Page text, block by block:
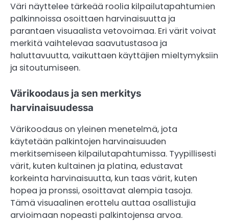
Väri näyttelee tärkeää roolia kilpailutapahtumien
palkinnoissa osoittaen harvinaisuutta ja
parantaen visuaalista vetovoimaa. Eri värit voivat
merkitä vaihtelevaa saavutustasoa ja
haluttavuutta, vaikuttaen käyttäjien mieltymyksiin
ja sitoutumiseen.
Värikoodaus ja sen merkitys
harvinaisuudessa
Värikoodaus on yleinen menetelmä, jota
käytetään palkintojen harvinaisuuden
merkitsemiseen kilpailutapahtumissa. Tyypillisesti
värit, kuten kultainen ja platina, edustavat
korkeinta harvinaisuutta, kun taas värit, kuten
hopea ja pronssi, osoittavat alempia tasoja.
Tämä visuaalinen erottelu auttaa osallistujia
arvioimaan nopeasti palkintojensa arvoa.